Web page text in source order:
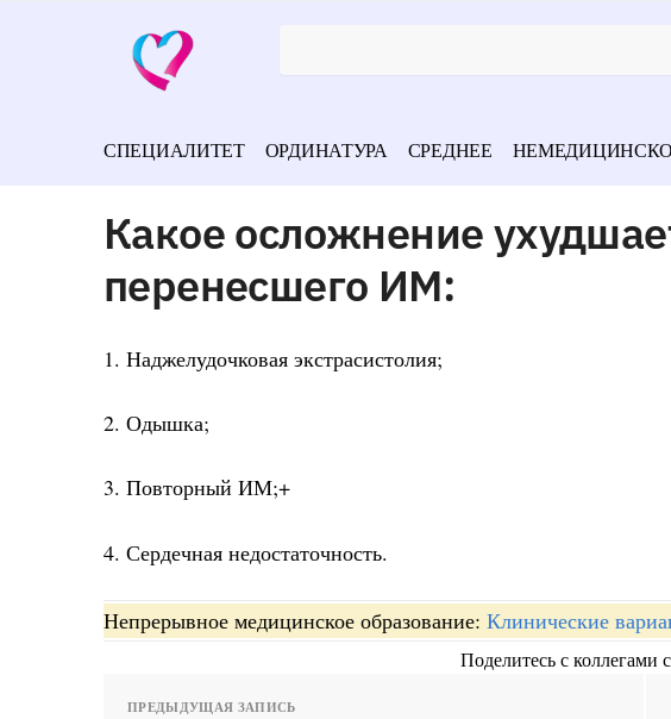
СПЕЦИАЛИТЕТ ОРДИНАТУРА СРЕДНЕЕ
Какое осложнение
перенесшего ИМ:
1. Наджелудочковая экстрасистолия;
2. Одышка;
3. Повторный ИМ;+
4. Сердечная недостаточность.
Непрерывное медицинское образование: Клинические
Поделитесь с коллегами
ПРЕДЫДУЩАЯ ЗАПИСЬ